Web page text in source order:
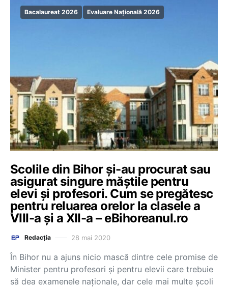
Bacalaureat 2026 Evaluare Națională 2026
Scolile din Bihor și-au procurat sau
asigurat singure măștile pentru
elevi și profesori. Cum se pregătesc
pentru reluarea orelor la clasele a
VIII-a și a XII-a – eBihoreanul.ro
Redacția 28 mai 2020
În Bihor nu a ajuns nicio mască dintre cele promise de
Minister pentru profesori și pentru elevii care trebuie
să dea examenele naționale, dar cele mai multe școli